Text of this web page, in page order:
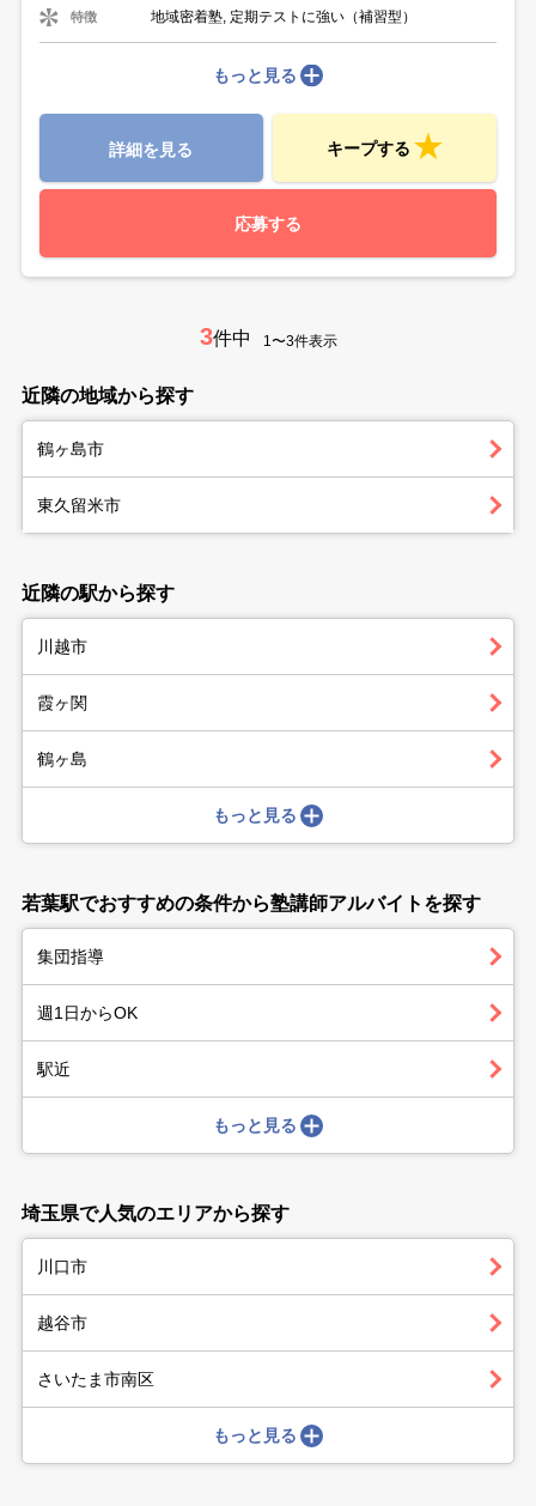
特徴 地域密着塾, 定期テストに強い（補習型）
もっと見る
詳細を見る キープする
応募する
3件中 1〜3件表示
近隣の地域から探す
鶴ヶ島市
東久留米市
近隣の駅から探す
川越市
霞ヶ関
鶴ヶ島
もっと見る
若葉駅でおすすめの条件から塾講師アルバイトを探す
集団指導
週1日からOK
駅近
もっと見る
埼玉県で人気のエリアから探す
川口市
越谷市
さいたま市南区
もっと見る